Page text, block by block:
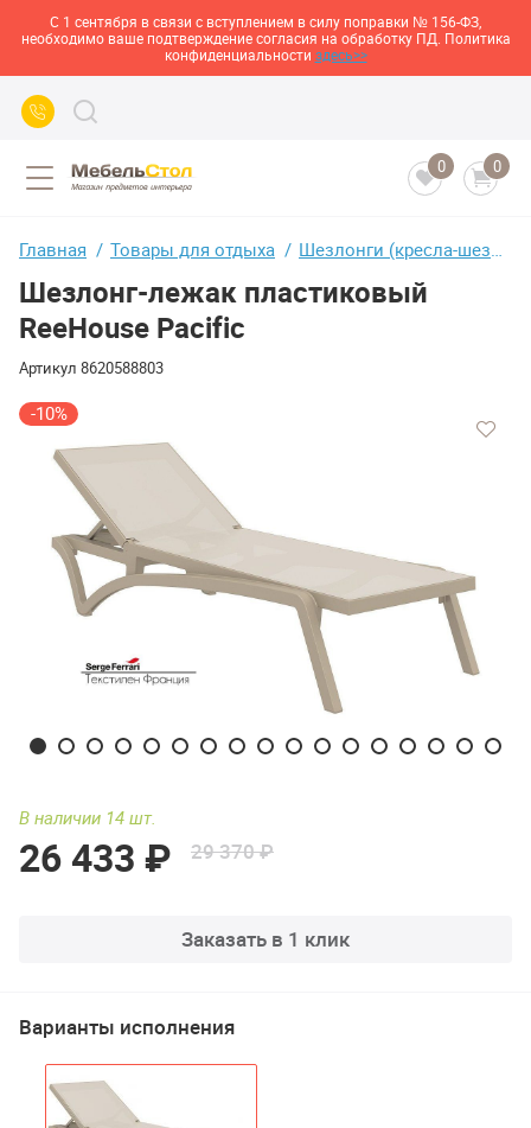
С 1 сентября в связи с вступлением в силу поправки № 156-ФЗ,
необходимо ваше подтверждение согласия на обработку ПД. Политика
конфиденциальности здесь>>
0 0
Главная Товары для отдыха Шезлонги (кресла-шезлонги)
Шезлонг-лежак пластиковый
ReeHouse Pacific
Артикул 8620588803
-10%
В наличии 14 шт.
26 433 ₽ 29 370 ₽
Заказать в 1 клик
Варианты исполнения